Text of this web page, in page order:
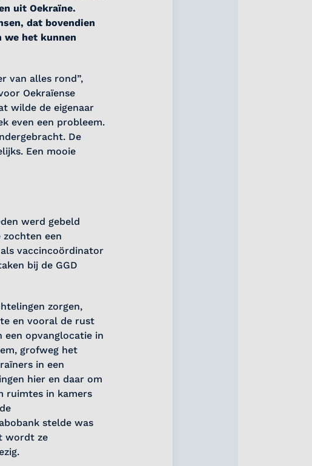
uit Oekraïne.
dat bovendien
we het kunnen
van alles rond”,
Oekraïense
wilde de eigenaar
even een probleem.
De
Een mooie
werd gebeld
een
vaccincoördinator
bij de GGD
zorgen,
en vooral de rust
een opvanglocatie in
grofweg het
in een
hier en daar om
ruimtes in kamers
stelde was
wordt ze